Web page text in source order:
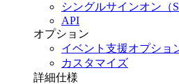
シングルサインオン（
API
オプション
イベント支援オプショ
カスタマイズ
詳細仕様